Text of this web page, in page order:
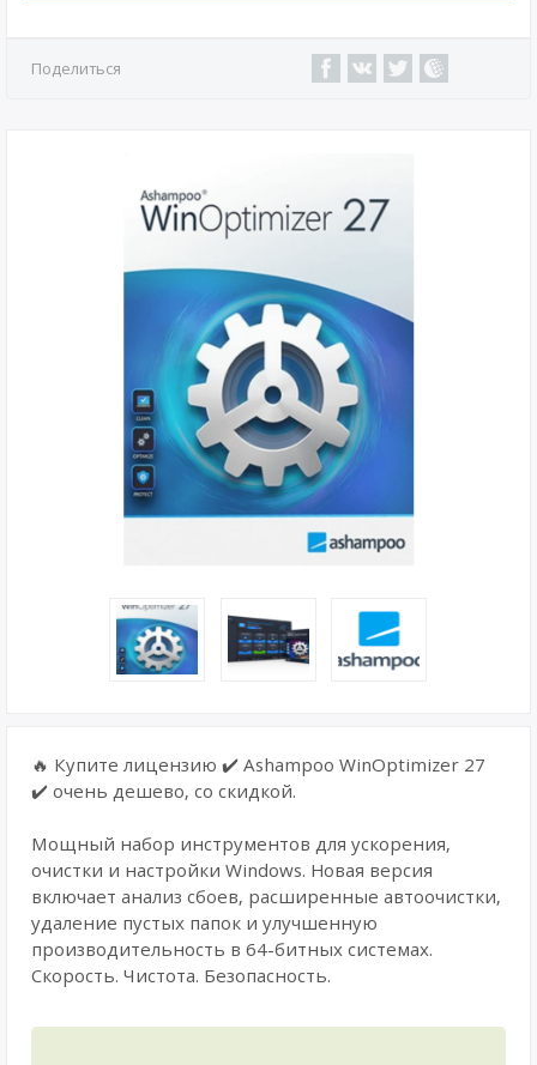
Поделиться
🔥 Купите лицензию ✔️ Ashampoo WinOptimizer 27
✔️ очень дешево, со скидкой.
Мощный набор инструментов для ускорения,
очистки и настройки Windows. Новая версия
включает анализ сбоев, расширенные автоочистки,
удаление пустых папок и улучшенную
производительность в 64-битных системах.
Скорость. Чистота. Безопасность.